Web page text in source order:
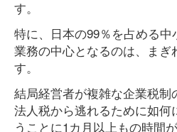
す。
特に、日本の99％を占める
業務の中心となるのは、まぎ
す。
結局経営者が複雑な企業税制
法人税から逃れるために如
うことに1カ月以上もの時間